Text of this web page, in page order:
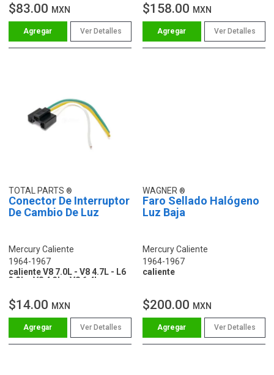
$83.00 MXN
Ver Detalles
$158.00 MXN
Ver Detalles
TOTAL PARTS
Conector De Interruptor
De Cambio De Luz
Mercury Caliente
1964-1967
caliente V8 7.0L - V8 4.7L - L6
3.3L - V8 4.3L - V8 6.4L
$14.00 MXN
Ver Detalles
WAGNER
Faro Sellado Halógeno
Luz Baja
Mercury Caliente
1964-1967
caliente
$200.00 MXN
Ver Detalles